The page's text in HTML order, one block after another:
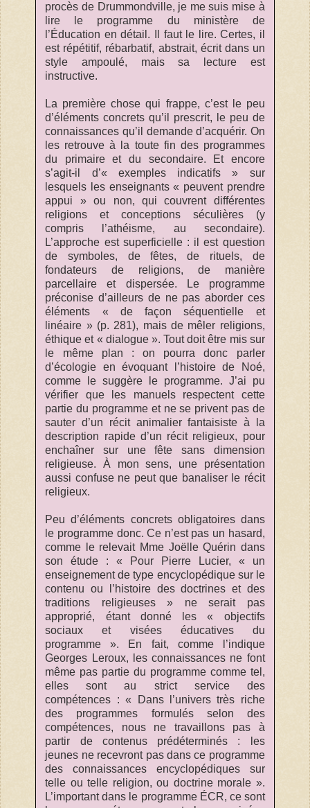
procès de Drummondville, je me suis mise à
lire le programme du ministère de
l’Éducation en détail. Il faut le lire. Certes, il
est répétitif, rébarbatif, abstrait, écrit dans un
style ampoulé, mais sa lecture est
instructive.
La première chose qui frappe, c’est le peu
d’éléments concrets qu’il prescrit, le peu de
connaissances qu’il demande d’acquérir. On
les retrouve à la toute fin des programmes
du primaire et du secondaire. Et encore
s’agit-il d’« exemples indicatifs » sur
lesquels les enseignants « peuvent prendre
appui » ou non, qui couvrent différentes
religions et conceptions séculières (y
compris l’athéisme, au secondaire).
L’approche est superficielle : il est question
de symboles, de fêtes, de rituels, de
fondateurs de religions, de manière
parcellaire et dispersée. Le programme
préconise d’ailleurs de ne pas aborder ces
éléments « de façon séquentielle et
linéaire » (p. 281), mais de mêler religions,
éthique et « dialogue ». Tout doit être mis sur
le même plan : on pourra donc parler
d’écologie en évoquant l’histoire de Noé,
comme le suggère le programme. J’ai pu
vérifier que les manuels respectent cette
partie du programme et ne se privent pas de
sauter d’un récit animalier fantaisiste à la
description rapide d’un récit religieux, pour
enchaîner sur une fête sans dimension
religieuse. À mon sens, une présentation
aussi confuse ne peut que banaliser le récit
religieux.
Peu d’éléments concrets obligatoires dans
le programme donc. Ce n’est pas un hasard,
comme le relevait Mme Joëlle Quérin dans
son étude : « Pour Pierre Lucier, « un
enseignement de type encyclopédique sur le
contenu ou l’histoire des doctrines et des
traditions religieuses » ne serait pas
approprié, étant donné les « objectifs
sociaux et visées éducatives du
programme ». En fait, comme l’indique
Georges Leroux, les connaissances ne font
même pas partie du programme comme tel,
elles sont au strict service des
compétences : « Dans l’univers très riche
des programmes formulés selon des
compétences, nous ne travaillons pas à
partir de contenus prédéterminés : les
jeunes ne recevront pas dans ce programme
des connaissances encyclopédiques sur
telle ou telle religion, ou doctrine morale ».
L’important dans le programme ÉCR, ce sont